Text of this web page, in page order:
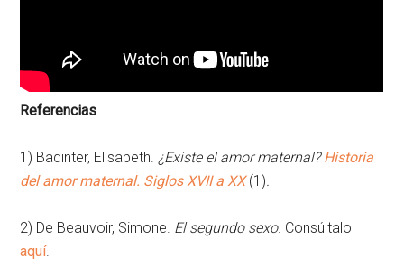
Referencias
1) Badinter, Elisabeth. ¿Existe el amor maternal?Historia
del amor maternal. Siglos XVII a XX(1).
2) De Beauvoir, Simone. El segundo sexo. Consúltalo
aquí.